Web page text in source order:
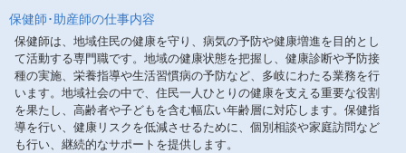
保健師･助産師の仕事内容
保健師は、地域住民の健康を守り、病気の予防や健康増進を目的とし
て活動する専門職です。地域の健康状態を把握し、健康診断や予防接
種の実施、栄養指導や生活習慣病の予防など、多岐にわたる業務を行
います。地域社会の中で、住民一人ひとりの健康を支える重要な役割
を果たし、高齢者や子どもを含む幅広い年齢層に対応します。保健指
導を行い、健康リスクを低減させるために、個別相談や家庭訪問など
も行い、継続的なサポートを提供します。